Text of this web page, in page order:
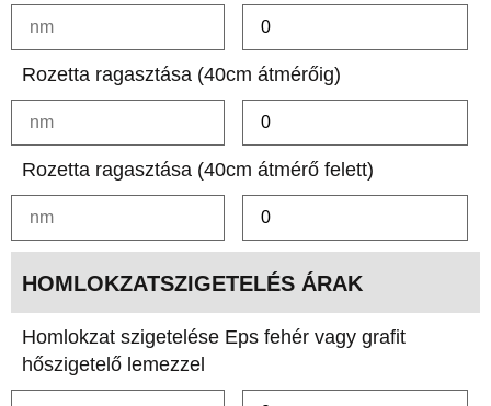
Rozetta ragasztása (40cm átmérőig)
Rozetta ragasztása (40cm átmérő felett)
HOMLOKZATSZIGETELÉS ÁRAK
Homlokzat szigetelése Eps fehér vagy grafit
hőszigetelő lemezzel